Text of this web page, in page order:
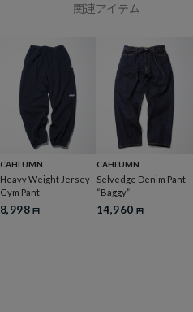
関連アイテム
CAHLUMN
Heavy Weight Jersey
Gym Pant
8,998円
CAHLUMN
Selvedge Denim Pant
“Baggy”
14,960 円